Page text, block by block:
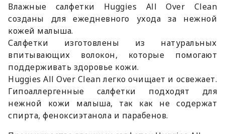
Влажные салфетки Huggies All Over Clean
созданы для ежедневного ухода за нежной
кожей малыша.
Салфетки изготовлены из натуральных
впитывающих волокон, которые помогают
поддерживать здоровье кожи.
Huggies All Over Clean легко очищает и освежает.
Гипоаллергенные салфетки подходят для
нежной кожи малыша, так как не содержат
спирта, феноксиэтанола и парабенов.